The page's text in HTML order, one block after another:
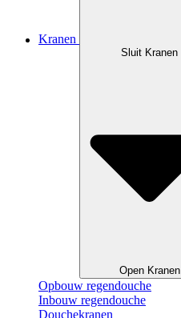
Kranen
Sluit Kranen
Open Kranen
Opbouw regendouche
Inbouw regendouche
Douchekranen